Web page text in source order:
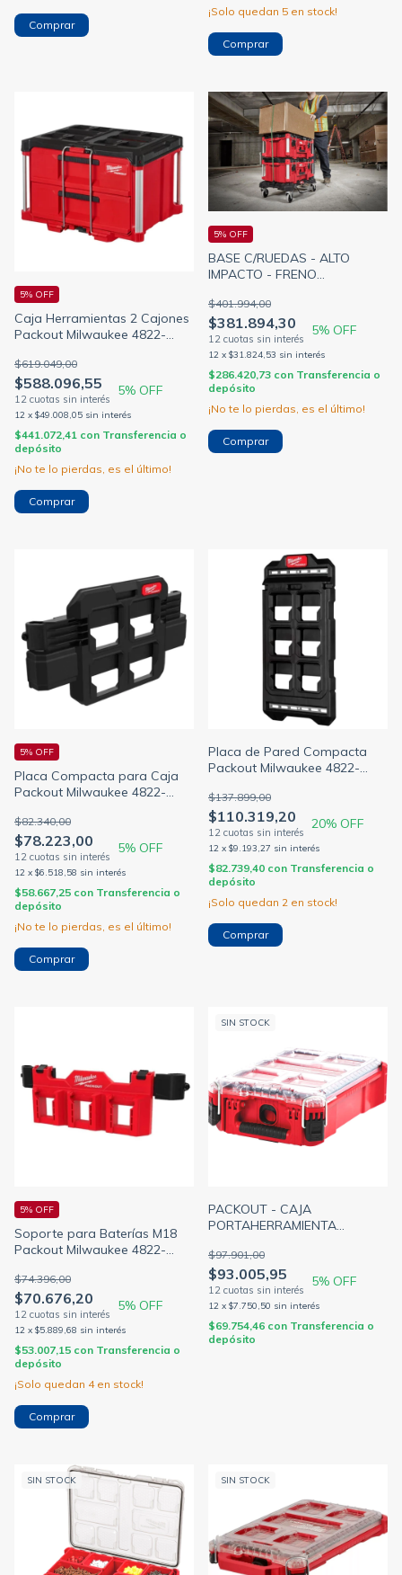
¡Solo quedan 5 en stock!
Caja Herramientas 2 Cajones
Packout Milwaukee 4822-
$588.096,55
$619.049,00
5% OFF
12 x $49.008,05 sin interés
5% OFF
$441.072,41 con Transferencia o
depósito
¡No te lo pierdas, es el último!
BASE C/RUEDAS - ALTO
IMPACTO - FRENO
8410 (MILWAUKEE)
$381.894,30
$401.994,00
5% OFF
12 x $31.824,53 sin interés
5% OFF
$286.420,73 con Transferencia o
depósito
¡No te lo pierdas, es el último!
Placa Compacta para Caja
Packout Milwaukee 4822-
$78.223,00
$82.340,00
5% OFF
12 x $6.518,58 sin interés
5% OFF
$58.667,25 con Transferencia o
depósito
¡No te lo pierdas, es el último!
Placa de Pared Compacta
Packout Milwaukee 4822-
$110.319,20
$137.899,00
20% OFF
12 x $9.193,27 sin interés
$82.739,40 con Transferencia o
depósito
¡Solo quedan 2 en stock!
Soporte para Baterías M18
Packout Milwaukee 4822-
$70.676,20
$74.396,00
5% OFF
12 x $5.889,68 sin interés
5% OFF
$53.007,15 con Transferencia o
depósito
¡Solo quedan 4en stock!
SIN STOCK
PACKOUT - CAJA
PORTAHERRAMIENTA
250x380x120MM IP65
MILWAUKEE 4822-8435
$93.005,95
$97.901,00
5% OFF
12 x $7.750,50 sin interés
$69.754,46 con Transferencia o
depósito
SIN STOCK SIN STOCK